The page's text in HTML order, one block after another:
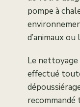
pompe à
d’animaux
Le
effectué
recommandé